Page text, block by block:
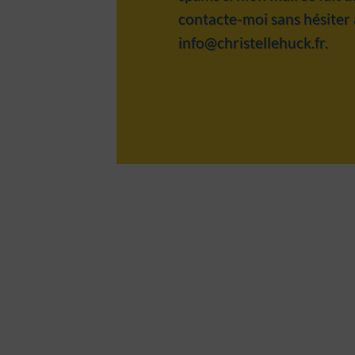
contacte-moi sans hésiter
info@christellehuck.fr.